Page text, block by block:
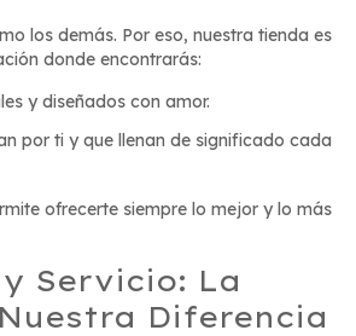
los demás. Por eso, nuestra tienda es
donde encontrarás:
y diseñados con amor.
por ti y que llenan de significado cada
ofrecerte siempre lo mejor y lo más
Servicio: La
Diferencia